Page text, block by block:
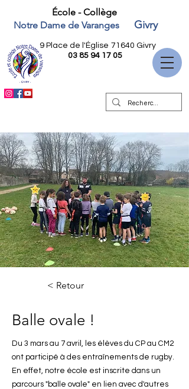
École - Collège
Notre Dame de Varanges
Givry
9 Place de l'Église 71640 Givry
03 85 94 17 05
< Retour
Balle ovale !
Du 3 mars au 7 avril, les élèves du CP au CM2
ont participé à des entraînements de rugby.
En effet, notre école est inscrite dans un
parcours "balle ovale" en lien avec d'autres